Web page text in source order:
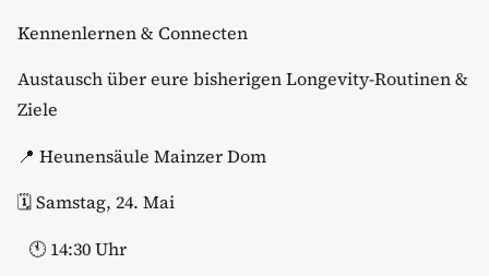
​Kennenlernen & Connecten
​Austausch über eure bisherigen Longevity-Routinen &
Ziele
​📍 Heunensäule Mainzer Dom
​🗓️ Samstag, 24. Mai
​ 🕚 14:30 Uhr